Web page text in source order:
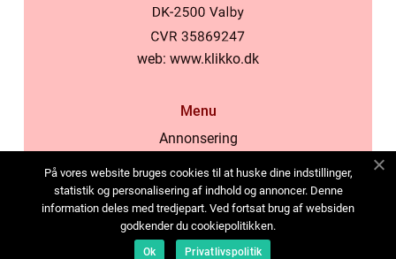
web: www.klikko.dk
Menu
Annonsering
Cookies
Kontakta oss
Sitemap
På vores website bruges cookies til at huske dine indstillinger,
statistik og personalisering af indhold og annoncer. Denne
information deles med tredjepart. Ved fortsat brug af websiden
godkender du cookiepolitikken.
Ok Privatlivspolitik